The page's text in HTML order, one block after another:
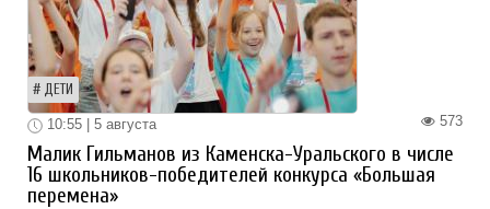
ДЕТИ
573
10:55 | 5 августа
Малик Гильманов из Каменска-Уральского в числе
16 школьников-победителей конкурса «Большая
перемена»